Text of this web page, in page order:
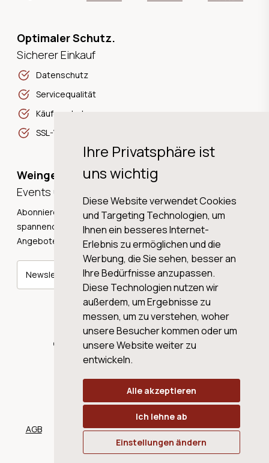
Ihre Privatsphäre ist
uns wichtig
Diese Website verwendet Cookies
und Targeting Technologien, um
Ihnen ein besseres Internet-
Erlebnis zu ermöglichen und die
Werbung, die Sie sehen, besser an
Ihre Bedürfnisse anzupassen.
Diese Technologien nutzen wir
außerdem, um Ergebnisse zu
messen, um zu verstehen, woher
unsere Besucher kommen oder um
unsere Website weiter zu
entwickeln.
Alle akzeptieren
Ich lehne ab
Einstellungen ändern
Optimaler Schutz.
Sicherer Einkauf
Datenschutz
Servicequalität
Käuferschutz
SSL-Verschlüsselung
Weingeschichten,
Events und Neuigkeiten!
Abonnieren Sie unseren Newsletter und erhalten Sie
spannende Weingeschichten, Neuigkeiten und tolle
Angebote direkt in Ihre Mailbox.
Newsletter abonnieren
© 2026 WINE AG VALENTIN & VON SALIS
AGB Datenschutz Impressum Cookies